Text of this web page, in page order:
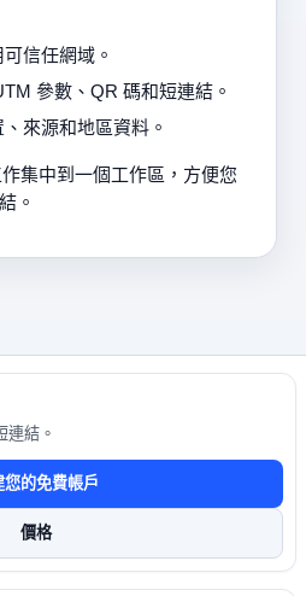
信任網域。
參數、QR 碼和短連結。
來源和地區資料。
集中到一個工作區，方便您
。
連結。
您的免費帳戶
價格